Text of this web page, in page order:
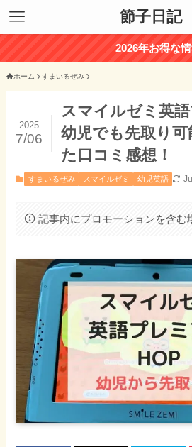
節子日記
2026年お得な
ホーム すまいるぜみ
スマイルゼミ英
幼児でも先取り
た口コミ感想！
2025
7/06
すまいるぜみ スマイルゼミ 幼児英語
記事内にプロモーションを含む